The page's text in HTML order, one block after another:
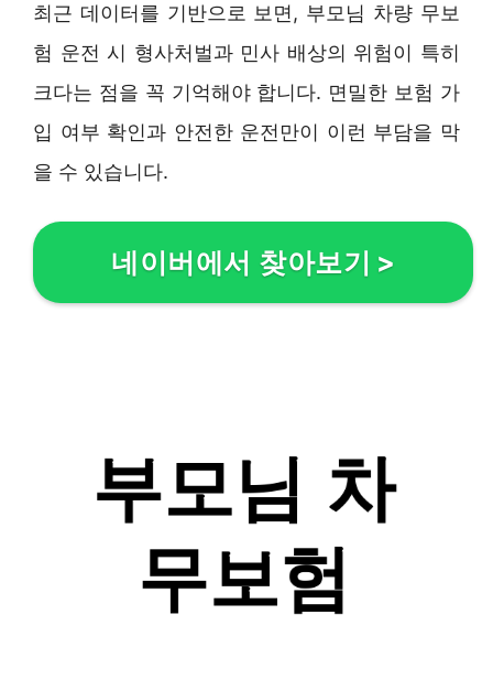
최근 데이터를 기반으로 보면, 부모님 차량 무보
험 운전 시 형사처벌과 민사 배상의 위험이 특히
크다는 점을 꼭 기억해야 합니다. 면밀한 보험 가
입 여부 확인과 안전한 운전만이 이런 부담을 막
을 수 있습니다.
네이버에서 찾아보기 >